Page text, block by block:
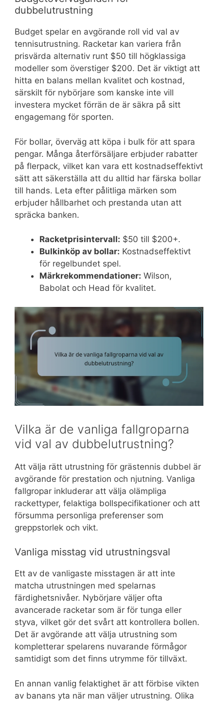
dubbelutrustning
Budget spelar en avgörande roll vid val av
tennisutrustning. Racketar kan variera från
prisvärda alternativ runt $50 till högklassiga
modeller som överstiger $200. Det är viktigt att
hitta en balans mellan kvalitet och kostnad,
särskilt för nybörjare som kanske inte vill
investera mycket förrän de är säkra på sitt
engagemang för sporten.
För bollar, överväg att köpa i bulk för att spara
pengar. Många återförsäljare erbjuder rabatter
på flerpack, vilket kan vara ett kostnadseffektivt
sätt att säkerställa att du alltid har färska bollar
till hands. Leta efter pålitliga märken som
erbjuder hållbarhet och prestanda utan att
spräcka banken.
Racketprisintervall: $50 till $200+.
Bulkinköp av bollar: Kostnadseffektivt
för regelbundet spel.
Märkrekommendationer: Wilson,
Babolat och Head för kvalitet.
Vilka är de vanliga fallgroparna
vid val av dubbelutrustning?
Att välja rätt utrustning för grästennis dubbel är
avgörande för prestation och njutning. Vanliga
fallgropar inkluderar att välja olämpliga
rackettyper, felaktiga bollspecifikationer och att
försumma personliga preferenser som
greppstorlek och vikt.
Vanliga misstag vid utrustningsval
Ett av de vanligaste misstagen är att inte
matcha utrustningen med spelarnas
färdighetsnivåer. Nybörjare väljer ofta
avancerade racketar som är för tunga eller
styva, vilket gör det svårt att kontrollera bollen.
Det är avgörande att välja utrustning som
kompletterar spelarens nuvarande förmågor
samtidigt som det finns utrymme för tillväxt.
En annan vanlig felaktighet är att förbise vikten
av banans yta när man väljer utrustning. Olika